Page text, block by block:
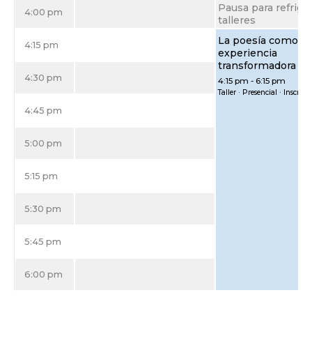
4:00 pm
Pausa para
talleres
4:00 pm -4:15 pm
4:15 pm
La poesía como
experiencia
transformadora
4:15 pm -6:15 pm
Taller · Presencial ·
4:30 pm
4:45 pm
5:00 pm
5:15 pm
5:30 pm
5:45 pm
6:00 pm